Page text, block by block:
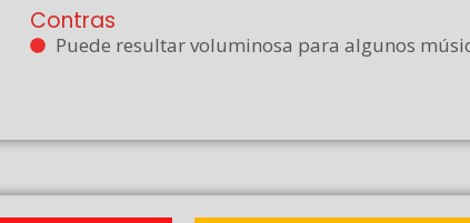
Contras
Puede resultar voluminosa para algunos